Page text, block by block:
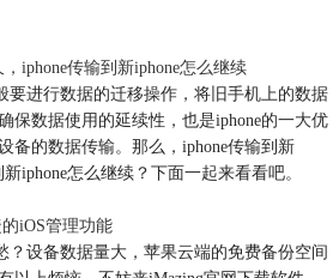
成功，此时也可以打开之前所选的保存地址
成功。
iphone传输到新iphone怎么继续
要进行数据的迁移操作，将旧手机上的数据
保数据使用的延续性，也是iphone的一大优
备的数据传输。那么，iphone传输到新
iphone怎么继续？下面一起来看看吧。
iOS管理功能
？设备数据量大，苹果云端的免费备份空间